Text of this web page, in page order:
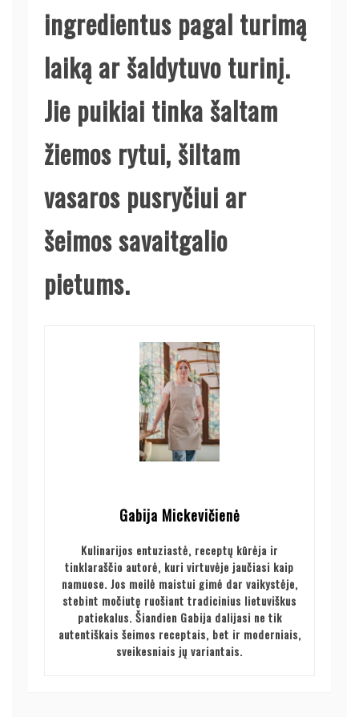
ingredientus pagal turimą
laiką ar šaldytuvo turinį.
Jie puikiai tinka šaltam
žiemos rytui, šiltam
vasaros pusryčiui ar
šeimos savaitgalio
pietums.
Gabija Mickevičienė
Kulinarijos entuziastė, receptų kūrėja ir
tinklaraščio autorė, kuri virtuvėje jaučiasi kaip
namuose. Jos meilė maistui gimė dar vaikystėje,
stebint močiutę ruošiant tradicinius lietuviškus
patiekalus. Šiandien Gabija dalijasi ne tik
autentiškais šeimos receptais, bet ir moderniais,
sveikesniais jų variantais.